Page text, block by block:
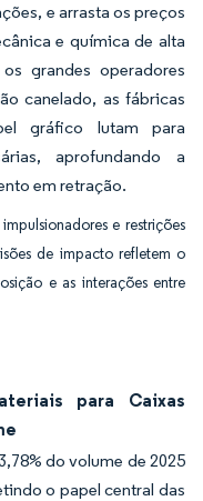
e arrasta os preços
e química de alta
grandes operadores
canelado, as fábricas
gráfico lutam para
aprofundando a
em retração.
e restrições
de impacto refletem o
e as interações entre
para Caixas
do volume de 2025
o papel central das